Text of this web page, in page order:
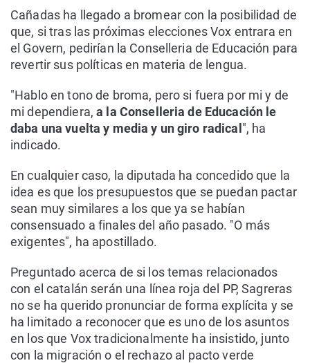
Cañadas ha llegado a bromear con la posibilidad de
que, si tras las próximas elecciones Vox entrara en
el Govern, pedirían la Conselleria de Educación para
revertir sus políticas en materia de lengua.
"Hablo en tono de broma, pero si fuera por mi y de
mi dependiera,a la Conselleria de Educación le
daba una vuelta y media y un giro radical ", ha
indicado.
En cualquier caso, la diputada ha concedido que la
idea es que los presupuestos que se puedan pactar
sean muy similares a los que ya se habían
consensuado a finales del año pasado. "O más
exigentes", ha apostillado.
Preguntado acerca de si los temas relacionados
con el catalán serán una línea roja del PP, Sagreras
no se ha querido pronunciar de forma explícita y se
ha limitado a reconocer que es uno de los asuntos
en los que Vox tradicionalmente ha insistido, junto
con la migración o el rechazo al pacto verde